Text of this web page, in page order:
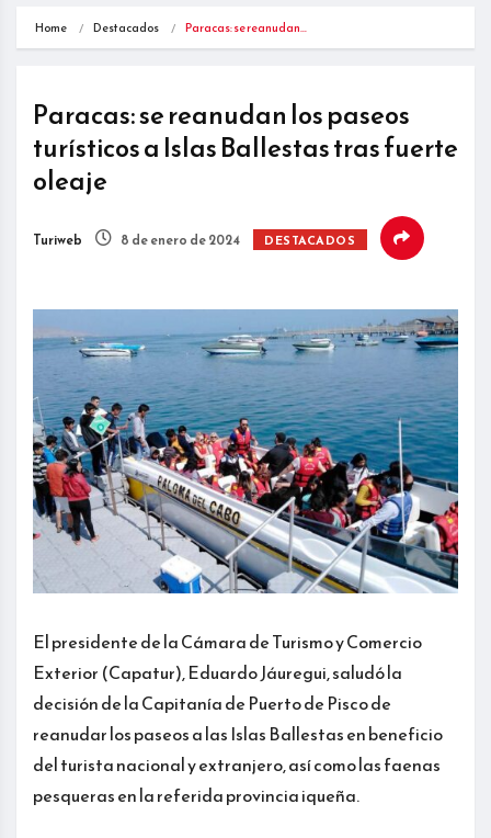
Home Destacados Paracas: se reanudan…
Paracas: se reanudan los paseos
turísticos a Islas Ballestas tras fuerte
oleaje
Turiweb 8 de enero de 2024 DESTACADOS
El presidente de la Cámara de Turismo y Comercio
Exterior (Capatur), Eduardo Jáuregui, saludó la
decisión de la Capitanía de Puerto de Pisco de
reanudar los paseos a las Islas Ballestas en beneficio
del turista nacional y extranjero, así como las faenas
pesqueras en la referida provincia iqueña.